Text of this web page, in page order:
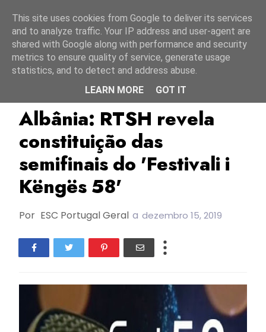
Festivali I Këngës 2020
Albânia: RTSH revela
constituição das
semifinais do 'Festivali i
Këngës 58'
Por ESC Portugal Geral a dezembro 15, 2019
This site uses cookies from Google to deliver its services
and to analyze traffic. Your IP address and user-agent are
shared with Google along with performance and security
metrics to ensure quality of service, generate usage
statistics, and to detect and address abuse.
LEARN MORE
GOT IT